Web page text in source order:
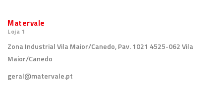
Matervale
Loja 1
Zona Industrial Vila Maior/Canedo, Pav. 1021 4525-062 Vila
Maior/Canedo
geral@matervale.pt